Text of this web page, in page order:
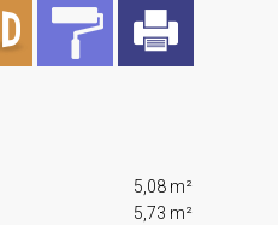
5,08 m²
5,73 m²